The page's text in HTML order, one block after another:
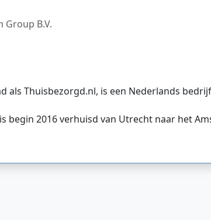
Group B.V.
als Thuisbezorgd.nl, is een Nederlands
begin 2016 verhuisd van Utrecht naar het